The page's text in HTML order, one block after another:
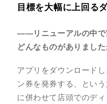
目標を大幅に上回る
――リニューアルの中で
どんなものがありました
アプリをダウンロード
ン券を発券する、とい
に併わせて店頭でのデ